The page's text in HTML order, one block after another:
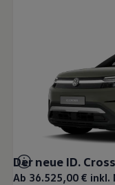
Der neue ID. Cross
Ab 36.525,00 € inkl.